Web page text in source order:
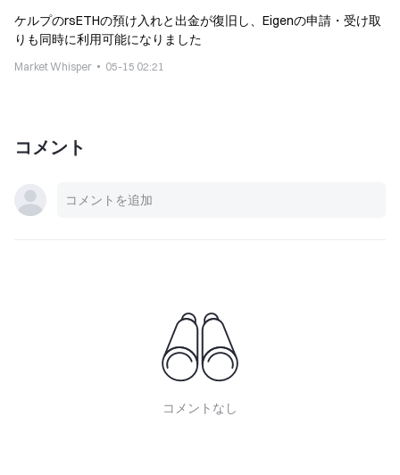
ケルプのrsETHの預け入れと出金が復旧し、Eigenの申請・受け取
りも同時に利用可能になりました
Market Whisper 05-15 02:21
コメント
コメントなし